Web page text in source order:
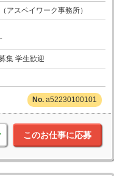
アスペイワーク事務所）
集 学生歓迎
a52230100101
このお仕事に応募